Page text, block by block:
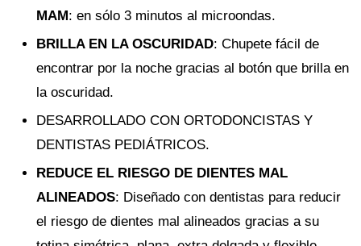
MAM: en sólo 3 minutos al microondas.
BRILLA EN LA OSCURIDAD: Chupete fácil de
encontrar por la noche gracias al botón que brilla en
la oscuridad.
DESARROLLADO CON ORTODONCISTAS Y
DENTISTAS PEDIÁTRICOS.
REDUCE EL RIESGO DE DIENTES MAL
ALINEADOS: Diseñado con dentistas para reducir
el riesgo de dientes mal alineados gracias a su